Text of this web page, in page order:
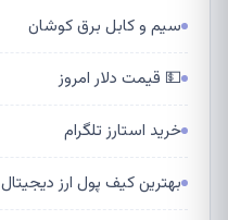
سیم و کابل برق کوشان
💵 قیمت دلار امروز
خرید استارز تلگرام
بهترین کیف پول ارز دیجیتال